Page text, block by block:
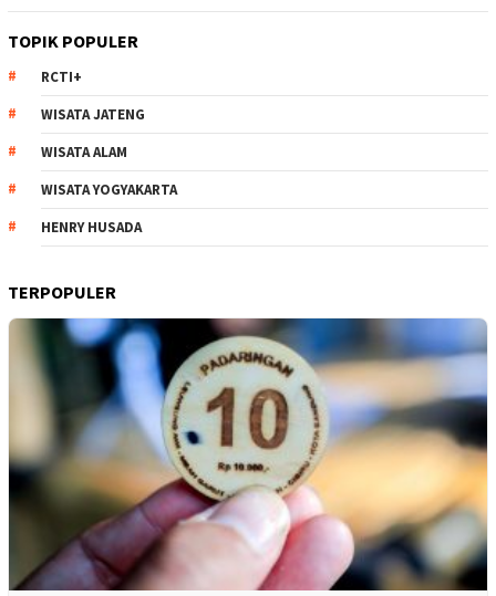
TOPIK POPULER
RCTI+
WISATA JATENG
WISATA ALAM
WISATA YOGYAKARTA
HENRY HUSADA
TERPOPULER